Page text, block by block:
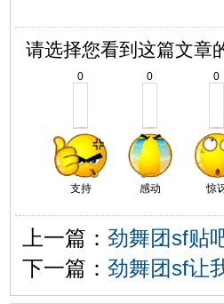
请选择您看到这篇文章
0
支持
0
感动
0
惊
上一篇： 劲舞团sf贴
下一篇： 劲舞团sf让